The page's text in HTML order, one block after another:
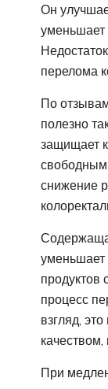
Он
уменьшает
перелома
По
полезно
защищает
снижение
уменьшает
продуктов
процесс
взгляд,
качеством,
При